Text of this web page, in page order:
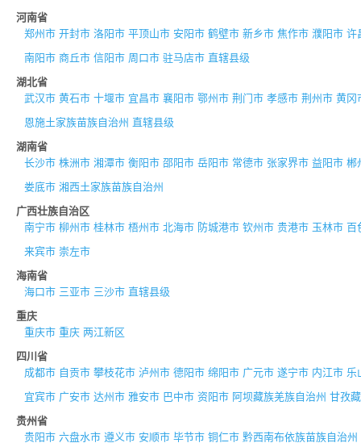
河南省
郑州市 开封市 洛阳市 平顶山市 安阳市 鹤壁市 新乡市 焦作市 濮阳市 许
南阳市 商丘市 信阳市 周口市 驻马店市 直辖县级
湖北省
武汉市 黄石市 十堰市 宜昌市 襄阳市 鄂州市 荆门市 孝感市 荆州市 黄冈
恩施土家族苗族自治州 直辖县级
湖南省
长沙市 株洲市 湘潭市 衡阳市 邵阳市 岳阳市 常德市 张家界市 益阳市 郴
娄底市 湘西土家族苗族自治州
广西壮族自治区
南宁市 柳州市 桂林市 梧州市 北海市 防城港市 钦州市 贵港市 玉林市 百
来宾市 崇左市
海南省
海口市 三亚市 三沙市 直辖县级
重庆
重庆市 重庆 两江新区
四川省
成都市 自贡市 攀枝花市 泸州市 德阳市 绵阳市 广元市 遂宁市 内江市 乐
宜宾市 广安市 达州市 雅安市 巴中市 资阳市 阿坝藏族羌族自治州 甘孜
贵州省
贵阳市 六盘水市 遵义市 安顺市 毕节市 铜仁市 黔西南布依族苗族自治州